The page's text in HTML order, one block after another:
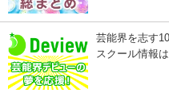
芸能界を志す
スクール情報